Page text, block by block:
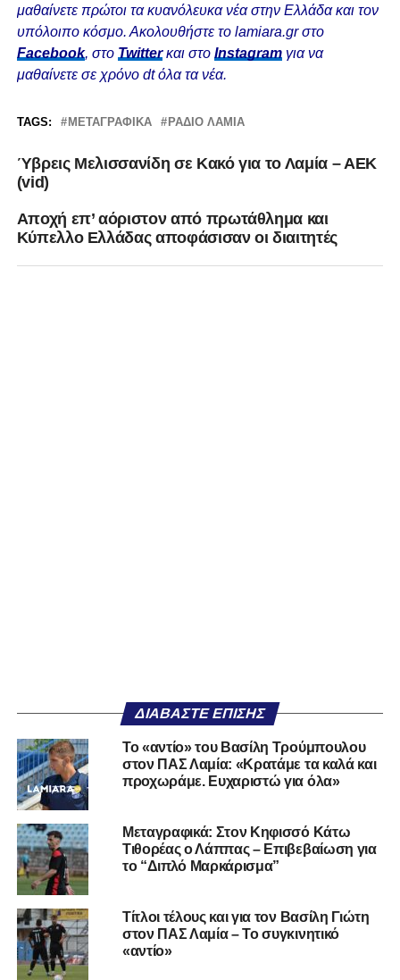
μαθαίνετε πρώτοι τα κυανόλευκα νέα στην Ελλάδα και τον
υπόλοιπο κόσμο. Ακολουθήστε το lamiara.gr στο
Facebook, στο Twitterκαι στο Instagram για να
μαθαίνετε σε χρόνο dt όλα τα νέα.
TAGS: ΜΕΤΑΓΡΑΦΙΚΆ ΡΆΔΙΟ ΛΑΜΊΑ
Ύβρεις Μελισσανίδη σε Κακό για το Λαμία – ΑΕΚ
(vid)
Αποχή επ’ αόριστον από πρωτάθλημα και
Κύπελλο Ελλάδας αποφάσισαν οι διαιτητές
ΔΙΑΒΆΣΤΕ ΕΠΊΣΗΣ
Το «αντίο» του Βασίλη Τρούμπουλου
στον ΠΑΣ Λαμία: «Κρατάμε τα καλά και
προχωράμε. Ευχαριστώ για όλα»
Μεταγραφικά: Στον Κηφισσό Κάτω
Τιθορέας ο Λάππας – Επιβεβαίωση για
το “Διπλό Μαρκάρισμα”
Τίτλοι τέλους και για τον Βασίλη Γιώτη
στον ΠΑΣ Λαμία – Το συγκινητικό
«αντίο»